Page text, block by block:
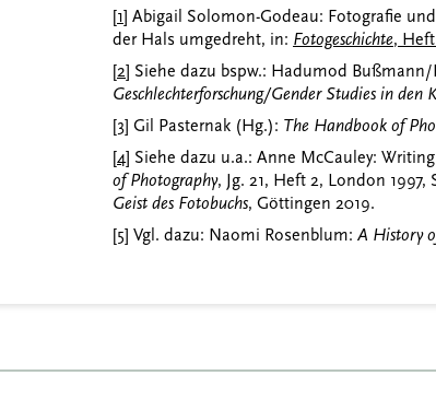
[1] Abigail Solomon-Godeau: Fotografie
der Hals umgedreht, in: Fotogeschichte, Heft
[2] Siehe dazu bspw.: Hadumod
Geschlechterforschung/Gender Studies in den
[3] Gil Pasternak (Hg.): The Handbook of
[4] Siehe dazu u.a.: Anne McCauley:
of Photography, Jg. 21, Heft 2, London 1997,
Geist des Fotobuchs, Göttingen 2019.
[5] Vgl. dazu: Naomi Rosenblum: A History